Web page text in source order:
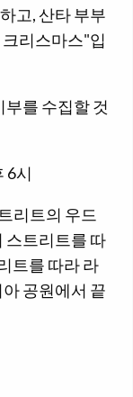
고, 산타 부부
리스마스"입
를 수집할 것
6시
리트의 우드
스트리트를 따
트를 따라 라
공원에서 끝